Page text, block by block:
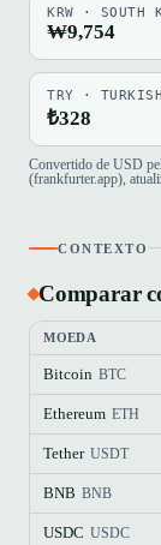
KRW · SOUTH
₩9,754
TRY ·
₺328
Convertido de USD
(frankfurter.app),
CONTEXTO
Comparar
MOEDA
Bitcoin BTC
Ethereum ETH
Tether USDT
BNB BNB
USDC USDC